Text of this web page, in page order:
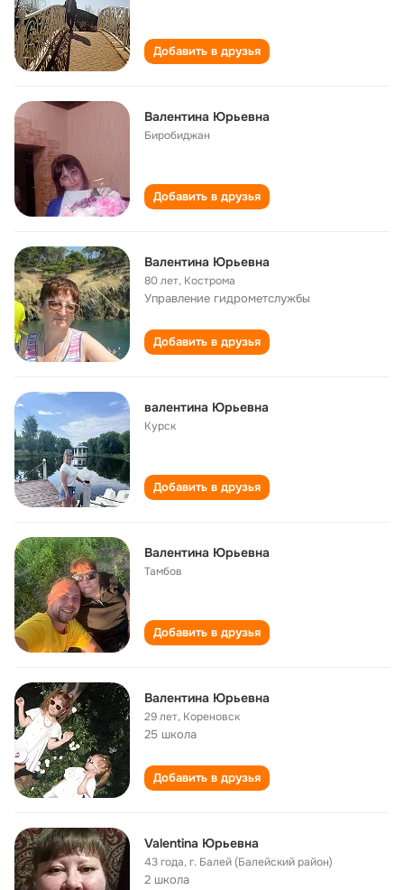
Добавить в друзья
Валентина Юрьевна
Биробиджан
Добавить в друзья
Валентина Юрьевна
80 лет, Кострома
Управление гидрометслужбы
Добавить в друзья
валентина Юрьевна
Курск
Добавить в друзья
Валентина Юрьевна
Тамбов
Добавить в друзья
Валентина Юрьевна
29 лет, Кореновск
25 школа
Добавить в друзья
Valentina Юрьевна
43 года,г. Балей (Балейский район)
2 школа